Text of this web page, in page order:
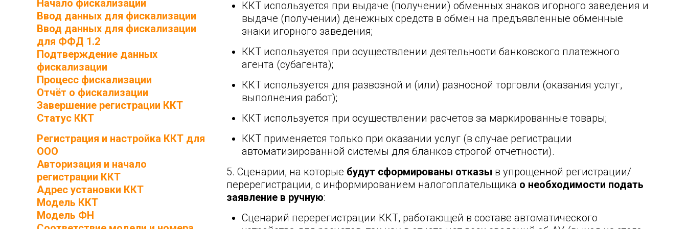
ККТ используется при выдаче (получении) обменных знаков игорного заведения и
выдаче (получении) денежных средств в обмен на предъявленные обменные
знаки игорного заведения;
ККТ используется при осуществлении деятельности банковского платежного
агента (субагента);
ККТ используется для развозной и (или) разносной торговли (оказания услуг,
выполнения работ);
ККТ используется при осуществлении расчетов за маркированные товары;
ККТ применяется только при оказании услуг (в случае регистрации
автоматизированной системы для бланков строгой отчетности).
5. Сценарии, на которые будут сформированы отказы в упрощенной регистрации/
перерегистрации, с информированием налогоплательщика о необходимости подать
заявление в ручную:
Сценарий перерегистрации ККТ, работающей в составе автоматического
Начало фискализации
Ввод данных для фискализации
Ввод данных для фискализации
для ФФД 1.2
Подтверждение данных
фискализации
Процесс фискализации
Отчёт о фискализации
Завершение регистрации ККТ
Статус ККТ
Регистрация и настройка ККТ для
ООО
Авторизация и начало
регистрации ККТ
Адрес установки ККТ
Модель ККТ
Модель ФН